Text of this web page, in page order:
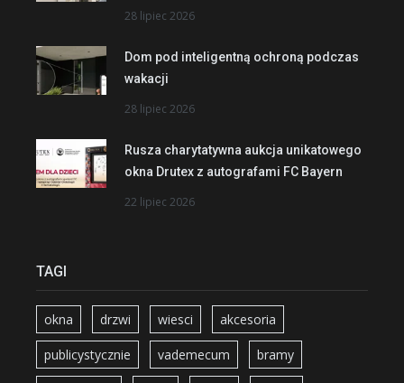
28 lipiec 2026
Dom pod inteligentną ochroną podczas
wakacji
28 lipiec 2026
Rusza charytatywna aukcja unikatowego
okna Drutex z autografami FC Bayern
22 lipiec 2026
TAGI
okna drzwi wiesci akcesoria
publicystycznie vademecum bramy